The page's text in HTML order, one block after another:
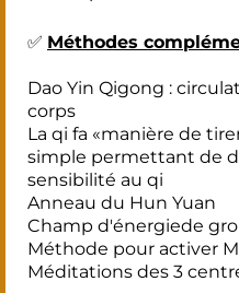
✅ Méthodes
Dao Yin Qigong :
corps
La qi fa «manière de
simple permettant de
sensibilité au qi
Anneau du Hun Yuan
Champ d'énergiede
Méthode pour activer
Méditations des 3